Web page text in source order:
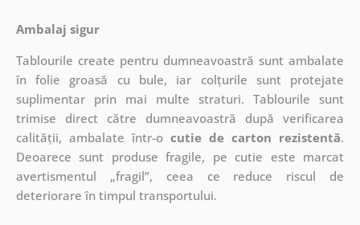
Ambalaj sigur
Tablourile create pentru dumneavoastră sunt ambalate
în folie groasă cu bule, iar colțurile sunt protejate
suplimentar prin mai multe straturi.Tablourile sunt
trimise direct către dumneavoastră după verificarea
calității, ambalate într-o cutie de carton rezistentă.
Deoarece sunt produse fragile, pe cutie este marcat
avertismentul „fragil”, ceea ce reduce riscul de
deteriorare în timpul transportului.